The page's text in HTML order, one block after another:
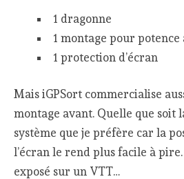
1 dragonne
1 montage pour potence
1 protection d’écran
Mais iGPSort commercialise
montage avant. Quelle que soit
système que je préfère car la
l’écran le rend plus facile à
exposé sur un VTT…